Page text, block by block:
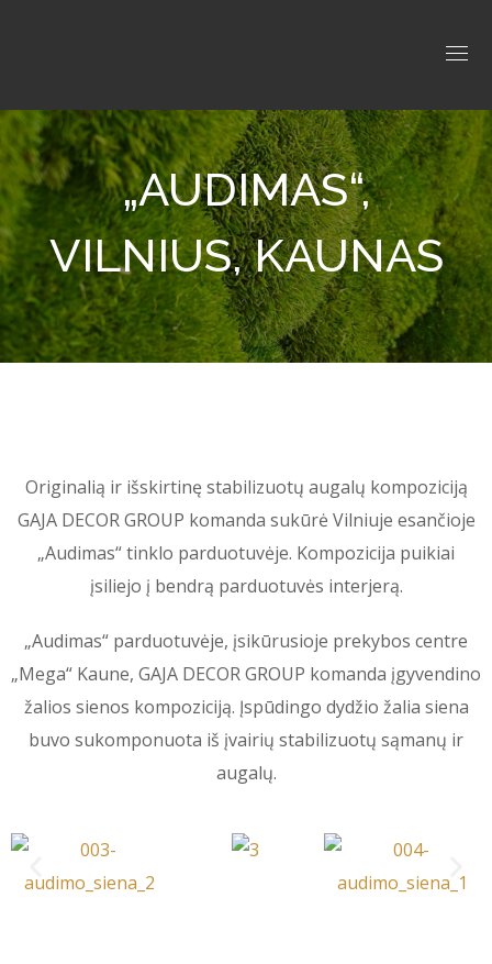
„AUDIMAS“,
VILNIUS, KAUNAS
Originalią ir išskirtinę stabilizuotų augalų kompoziciją
GAJA DECOR GROUP komanda sukūrė Vilniuje esančioje
„Audimas“ tinklo parduotuvėje. Kompozicija puikiai
įsiliejo į bendrą parduotuvės interjerą.
„Audimas“ parduotuvėje, įsikūrusioje prekybos centre
„Mega“ Kaune, GAJA DECOR GROUP komanda įgyvendino
žalios sienos kompoziciją. Įspūdingo dydžio žalia siena
buvo sukomponuota iš įvairių stabilizuotų sąmanų ir
augalų.